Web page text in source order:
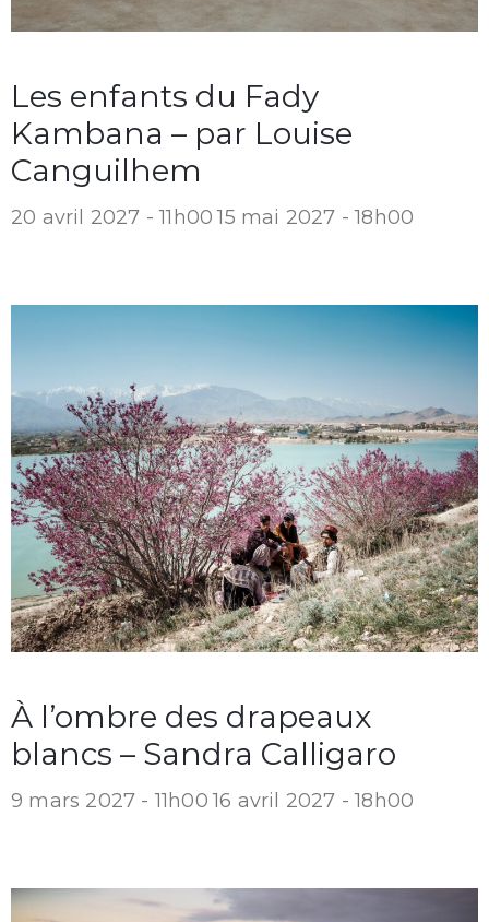
Les enfants du Fady
Kambana – par Louise
Canguilhem
20 avril 2027 - 11h00 15 mai 2027 - 18h00
À l’ombre des drapeaux
blancs – Sandra Calligaro
9 mars 2027 - 11h00 16 avril 2027 - 18h00